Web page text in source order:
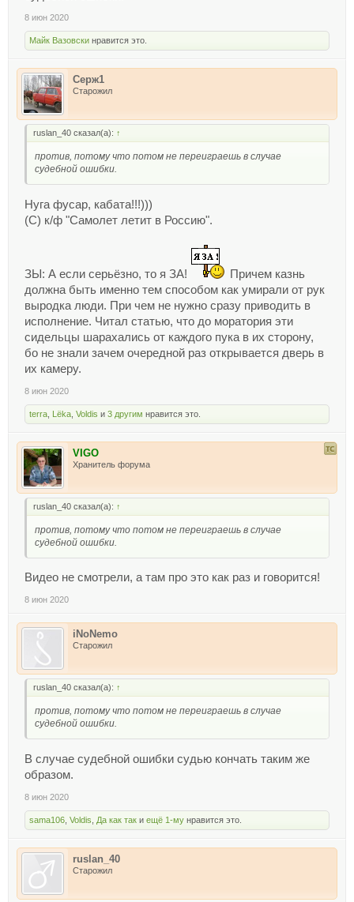
8 июн 2020
Майк Вазовски нравится это.
Серж1
Старожил
ruslan_40 сказал(а): ↑
против, потому что потом не переиграешь в случае
судебной ошибки.
Нуга фусар, кабата!!!)))
(С) к/ф "Самолет летит в Россию".
ЗЫ: А если серьёзно, то я ЗА!
Причем казнь
должна быть именно тем способом как умирали от рук
выродка люди. При чем не нужно сразу приводить в
исполнение. Читал статью, что до моратория эти
сидельцы шарахались от каждого пука в их сторону,
бо не знали зачем очередной раз открывается дверь в
их камеру.
8 июн 2020
terra Lёka Voldis и 3 другим нравится это.
VIGO
Хранитель форума
ruslan_40 сказал(а): ↑
против, потому что потом не переиграешь в случае
судебной ошибки.
Видео не смотрели, а там про это как раз и говорится!
8 июн 2020
iNoNemo
Старожил
ruslan_40 сказал(а): ↑
против, потому что потом не переиграешь в случае
судебной ошибки.
В случае судебной ошибки судью кончать таким же
образом.
8 июн 2020
sama106 Voldis Да как так и ещё 1-му нравится это.
ruslan_40
Старожил